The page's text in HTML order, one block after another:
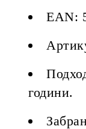
EAN:
години.